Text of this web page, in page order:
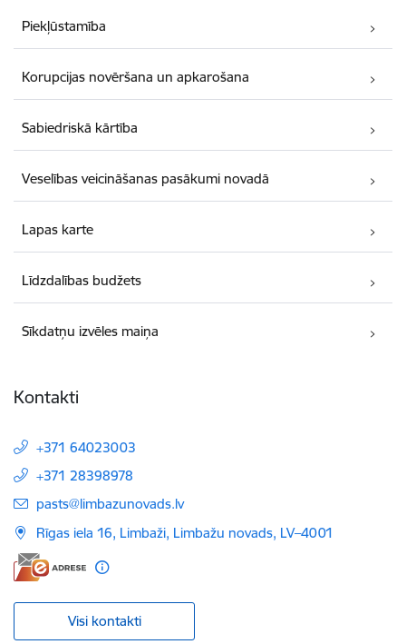
Piekļūstamība
Korupcijas novēršana un apkarošana
Sabiedriskā kārtība
Veselības veicināšanas pasākumi novadā
Lapas karte
Līdzdalības budžets
Sīkdatņu izvēles maiņa
Kontakti
+371 64023003
+371 28398978
E-pasts:
pasts@limbazunovads.lv
Rīgas iela 16, Limbaži, Limbažu novads, LV–4001
Visi kontakti